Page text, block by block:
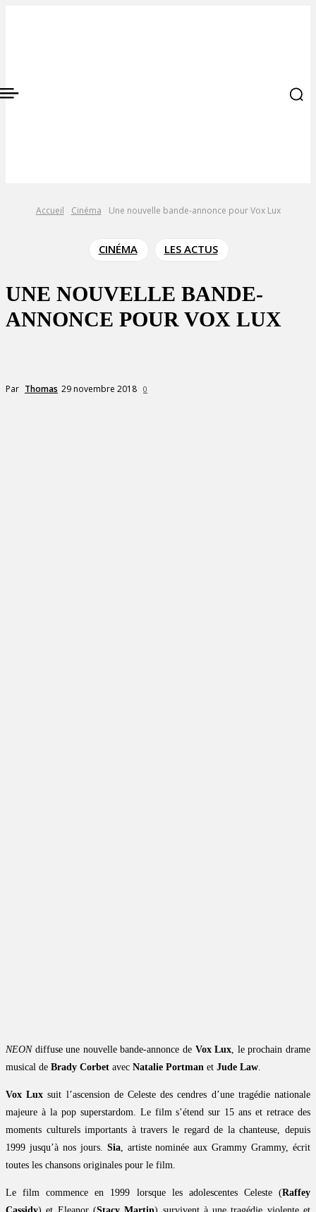
Accueil Cinéma Une nouvelle bande-annonce pour Vox Lux
CINÉMA LES ACTUS
UNE NOUVELLE BANDE-
ANNONCE POUR VOX LUX
Par Thomas 29 novembre 2018 0
NEONdiffuse une nouvelle bande-annonce de Vox Lux, le prochain drame
musical de Brady Corbet avec Natalie Portman et Jude Law.
Vox Lux suit l’ascension de Celeste des cendres d’une tragédie nationale
majeure à la pop superstardom. Le film s’étend sur 15 ans et retrace des
moments culturels importants à travers le regard de la chanteuse, depuis
1999 jusqu’à nos jours. Sia, artiste nominée aux Grammy Grammy, écrit
toutes les chansons originales pour le film.
Le film commence en 1999 lorsque les adolescentes Celeste (Raffey